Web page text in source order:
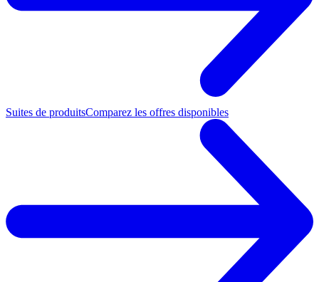
Suites de produitsComparez les offres disponibles